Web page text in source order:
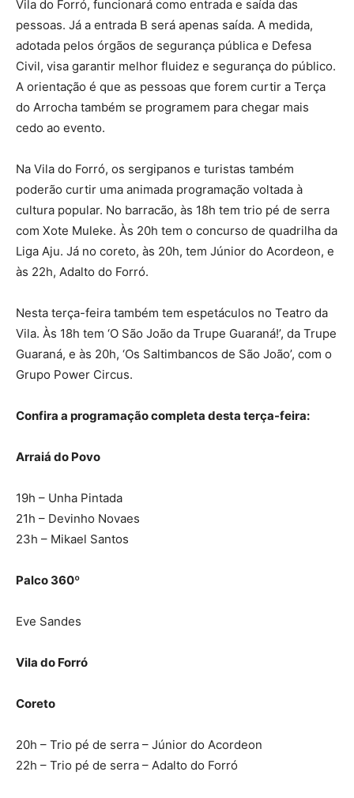
Vila do Forró, funcionará como entrada e saída das
pessoas. Já a entrada B será apenas saída. A medida,
adotada pelos órgãos de segurança pública e Defesa
Civil, visa garantir melhor fluidez e segurança do público.
A orientação é que as pessoas que forem curtir a Terça
do Arrocha também se programem para chegar mais
cedo ao evento.
Na Vila do Forró, os sergipanos e turistas também
poderão curtir uma animada programação voltada à
cultura popular. No barracão, às 18h tem trio pé de serra
com Xote Muleke. Às 20h tem o concurso de quadrilha da
Liga Aju. Já no coreto, às 20h, tem Júnior do Acordeon, e
às 22h, Adalto do Forró.
Nesta terça-feira também tem espetáculos no Teatro da
Vila. Às 18h tem ‘O São João da Trupe Guaraná!’, da Trupe
Guaraná, e às 20h, ‘Os Saltimbancos de São João’, com o
Grupo Power Circus.
Confira a programação completa desta terça-feira:
Arraiá do Povo
19h – Unha Pintada
21h – Devinho Novaes
23h – Mikael Santos
Palco 360º
Eve Sandes
Vila do Forró
Coreto
20h – Trio pé de serra – Júnior do Acordeon
22h – Trio pé de serra – Adalto do Forró